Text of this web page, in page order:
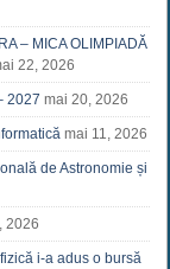
– MICA OLIMPIADĂ
22, 2026
2027 mai 20, 2026
mai 11, 2026
de Astronomie și
2026
i-a adus o bursă